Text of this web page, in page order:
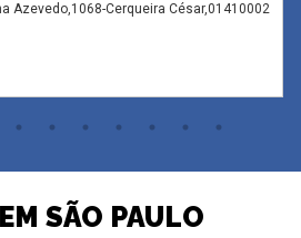
Azevedo,1068-Cerqueira César,01410002
SÃO PAULO